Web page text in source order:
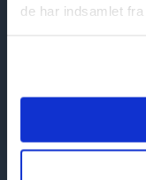
de har indsamlet
din